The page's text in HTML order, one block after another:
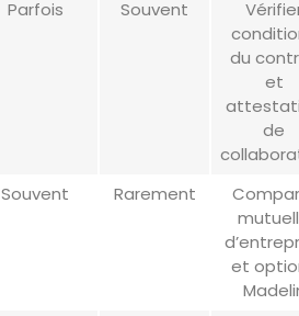
Parfois Souvent
du
et
de
Souvent Rarement
et